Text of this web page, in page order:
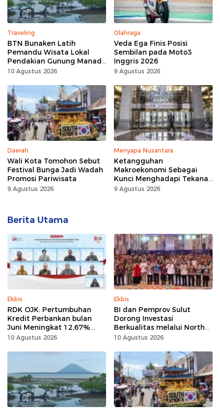
Traveling
BTN Bunaken Latih
Pemandu Wisata Lokal
Pendakian Gunung Manado
Tua
10 Agustus 2026
Olahraga
Veda Ega Finis Posisi
Sembilan pada Moto3
Inggris 2026
9 Agustus 2026
Daerah
Wali Kota Tomohon Sebut
Festival Bunga Jadi Wadah
Promosi Pariwisata
9 Agustus 2026
Menyapa Nusantara
Ketangguhan
Makroekonomi Sebagai
Kunci Menghadapi Tekanan
Daya Beli
9 Agustus 2026
Berita Utama
Ekbis
RDK OJK: Pertumbuhan
Kredit Perbankan bulan
Juni Meningkat 12,67%
menjadi Rp9,081 Triliun
10 Agustus 2026
Ekbis
BI dan Pemprov Sulut
Dorong Investasi
Berkualitas melalui North
Sulawesi Investment Forum
10 Agustus 2026